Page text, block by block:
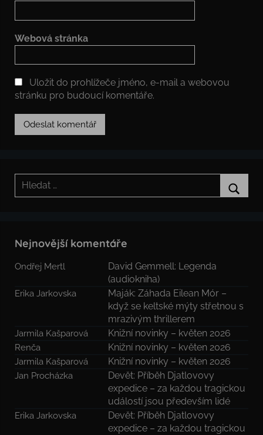
Webová stránka
Uložit do prohlížeče jméno, e-mail a webovou
stránku pro budoucí komentáře.
Hledat:
Nejnovější komentáře
Ondřej Mertl
David Gemmell: Legenda
(audiokniha)
Erika Jarkovska
Maják: Záhada Eilean Mór –
když se keltské mýty střetnou s
mrazivým thrillerem
Jarmila Kašparová Knižní novinky – květen 2026
Renča Knižní novinky – květen 2026
Jarmila Kašparová Knižní novinky – květen 2026
Jan Procházka
Devět: Příběh Djatlovovy
expedice – za každou tragickou
událostí jsou především lidé
Erika Jarkovska
Devět: Příběh Djatlovovy
expedice – za každou tragickou